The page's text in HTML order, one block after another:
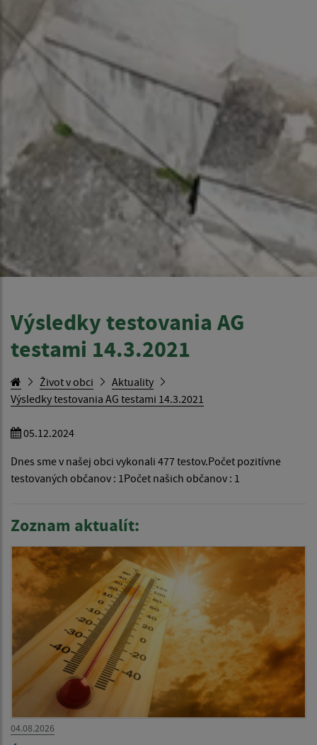
Výsledky testovania AG
testami 14.3.2021
Život v obci
Aktuality
Výsledky testovania AG testami 14.3.2021
05.12.2024
Dnes sme v našej obci vykonali 477 testov.Počet pozitívne
testovaných občanov : 1Počet našich občanov : 1
Zoznam aktualít:
04.08.2026